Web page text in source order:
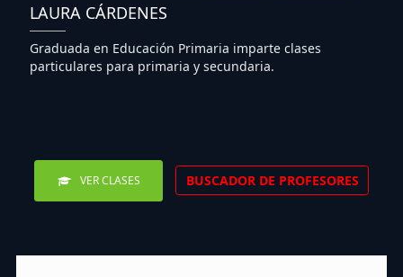
LAURA CÁRDENES
Graduada en Educación Primaria imparte clases
particulares para primaria y secundaria.
VER CLASES BUSCADOR DE PROFESORES